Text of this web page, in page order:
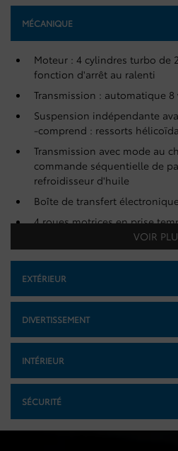
MÉCANIQUE
Moteur : 4 cylindres turbo de
fonction d'arrêt au ralenti
Transmission : automatique 8
Suspension indépendante
-comprend : ressorts
Transmission avec mode au
commande séquentielle de
refroidisseur d'huile
Boîte de transfert électronique
4 roues motrices en prise
Rapport de pont de 3,73
Refroidisseur d'huile moteur
Batterie sans entretien de 72
Faisceau de câblage de
2 plaques de protection
PNBV de 6 075 lb et charge
Amortisseurs à gaz sous
Direction à assistance
vitesse
Réservoir de carburant de 72 L
VOIR
EXTÉRIEUR
DIVERTISSEMENT
INTÉRIEUR
SÉCURITÉ